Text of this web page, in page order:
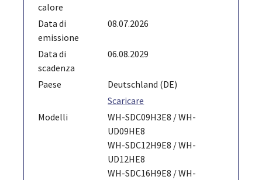
calore
Data di
emissione
08.07.2026
Data di
scadenza
06.08.2029
Paese
Deutschland (DE)
Scaricare
Modelli
WH-SDC09H3E8 / WH-
UD09HE8
WH-SDC12H9E8 / WH-
UD12HE8
WH-SDC16H9E8 / WH-